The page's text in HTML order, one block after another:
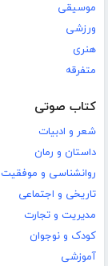
موسیقی
ورزشی
هنری
متفرقه
کتاب صوتی
شعر و ادبیات
داستان و رمان
روانشناسی و موفقیت
تاریخی و اجتماعی
مدیریت و تجارت
کودک و نوجوان
آموزشی